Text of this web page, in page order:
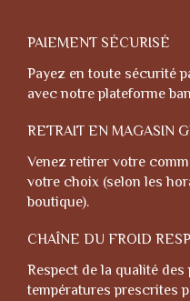
PAIEMENT SÉCURISÉ
Payez en toute sécurité
avec notre plateforme
RETRAIT EN MAGASIN
Venez retirer votre
votre choix (selon les
boutique).
CHAÎNE DU FROID
Respect de la qualité
températures prescrites